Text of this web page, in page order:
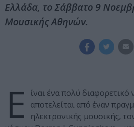
Ελλάδα, το Σάββατο 9
Μουσικής Αθηνών.
Ε
ίναι ένα πολύ διαφορετικό
αποτελείται από έναν
ηλεκτρονικής μουσικής,